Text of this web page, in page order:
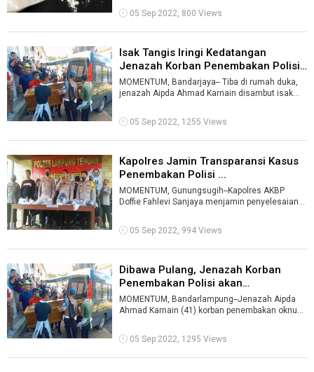
tran ...
05 Sep 2022, 800 Views
Isak Tangis Iringi Kedatangan
Jenazah Korban Penembakan Polisi
...
MOMENTUM, Bandarjaya-- Tiba di rumah duka,
jenazah Aipda Ahmad Karnain disambut isak
05 Sep 2022, 1255 Views
Kapolres Jamin Transparansi Kasus
Penembakan Polisi ...
MOMENTUM, Gunungsugih--Kapolres AKBP
Doffie Fahlevi Sanjaya menjamin penyelesaian
05 Sep 2022, 994 Views
Dibawa Pulang, Jenazah Korban
Penembakan Polisi akan
Dimakamkan d ...
MOMENTUM, Bandarlampung--Jenazah Aipda
Ahmad Karnain (41) korban penembakan oknum
...
05 Sep 2022, 1295 Views